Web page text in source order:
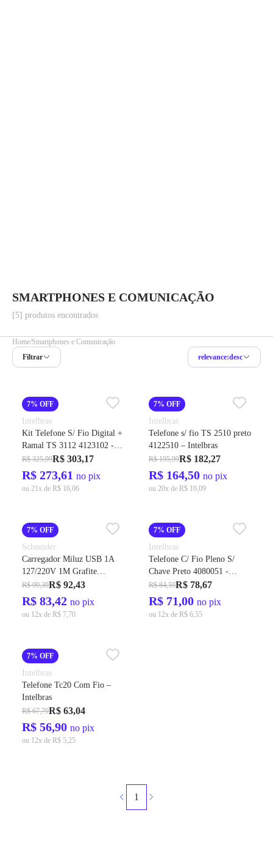
SMARTPHONES E COMUNICAÇÃO
[5] produtos encontrados
Home Smartphones e Comunicação
Filtrar
relevance:desc
7% OFF
Intelbras
Kit Telefone S/ Fio Digital +
Ramal TS 3112 4123102 -
Intelbras
R$ 325,99R$ 303,17
R$ 273,61 no pix
ou 21x de R$ 16,06
7% OFF
Intelbras
Telefone s/ fio TS 2510 preto
4122510 – Intelbras
R$ 195,99R$ 182,27
R$ 164,50 no pix
ou 20x de R$ 10,09
7% OFF
Schneider
Carregador Miluz USB 1A
127/220V 1M Grafite
S3B70811 - Schneider
R$ 99,39R$ 92,43
R$ 83,42 no pix
ou 12x de R$ 7,70
7% OFF
Intelbras
Telefone C/ Fio Pleno S/
Chave Preto 4080051 -
Intelbras
R$ 84,59R$ 78,67
R$ 71,00 no pix
ou 12x de R$ 6,55
7% OFF
Intelbras
Telefone Tc20 Com Fio –
Intelbras
R$ 67,79R$ 63,04
R$ 56,90 no pix
ou 12x de R$ 5,25
1